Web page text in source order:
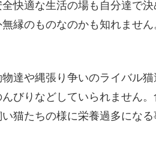
快適な生活の場も自分達で
縁のものなのかも知れません
達や縄張り争いのライバル
びりなどしていられません
猫たちの様に栄養過多になる